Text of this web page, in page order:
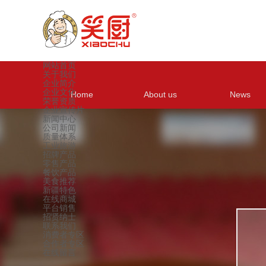
Home About us News
网站首页
关于我们
企业简介
企业文化
荣誉资质
企业宣传片
新闻中心
公司新闻
质量体系
工业旅游
招牌产品
零售产品
餐饮产品
美食推荐
新疆特色
在线商城
平台销售
招贤纳士
联系我们
消费者专区
合作者专区
在线留言